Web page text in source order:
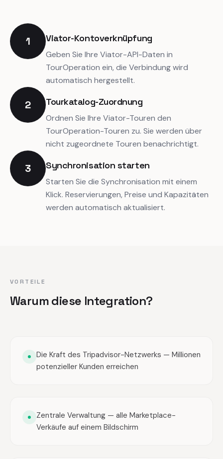
1 Viator-Kontoverknüpfung
Geben Sie Ihre Viator-API-Daten in
TourOperation ein, die Verbindung wird
automatisch hergestellt.
2 Tourkatalog-Zuordnung
Ordnen Sie Ihre Viator-Touren den
TourOperation-Touren zu. Sie werden über
nicht zugeordnete Touren benachrichtigt.
3 Synchronisation starten
Starten Sie die Synchronisation mit einem
Klick. Reservierungen, Preise und Kapazitäten
werden automatisch aktualisiert.
VORTEILE
Warum diese Integration?
Die Kraft des Tripadvisor-Netzwerks — Millionen
potenzieller Kunden erreichen
Zentrale Verwaltung — alle Marketplace-
Verkäufe auf einem Bildschirm